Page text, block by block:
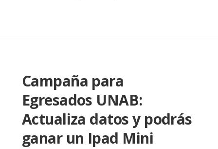
Campaña para
Egresados UNAB:
Actualiza datos y podrás
ganar un Ipad Mini